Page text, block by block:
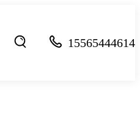
15565444614